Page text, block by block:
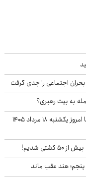
تغییرات تند قیمت محصولات ایران‌خودرو و سایپا امروز یکشنبه ۱۸ مرداد ۱۴۰۵
شدیم!
پنجم؛ هند عقب ماند